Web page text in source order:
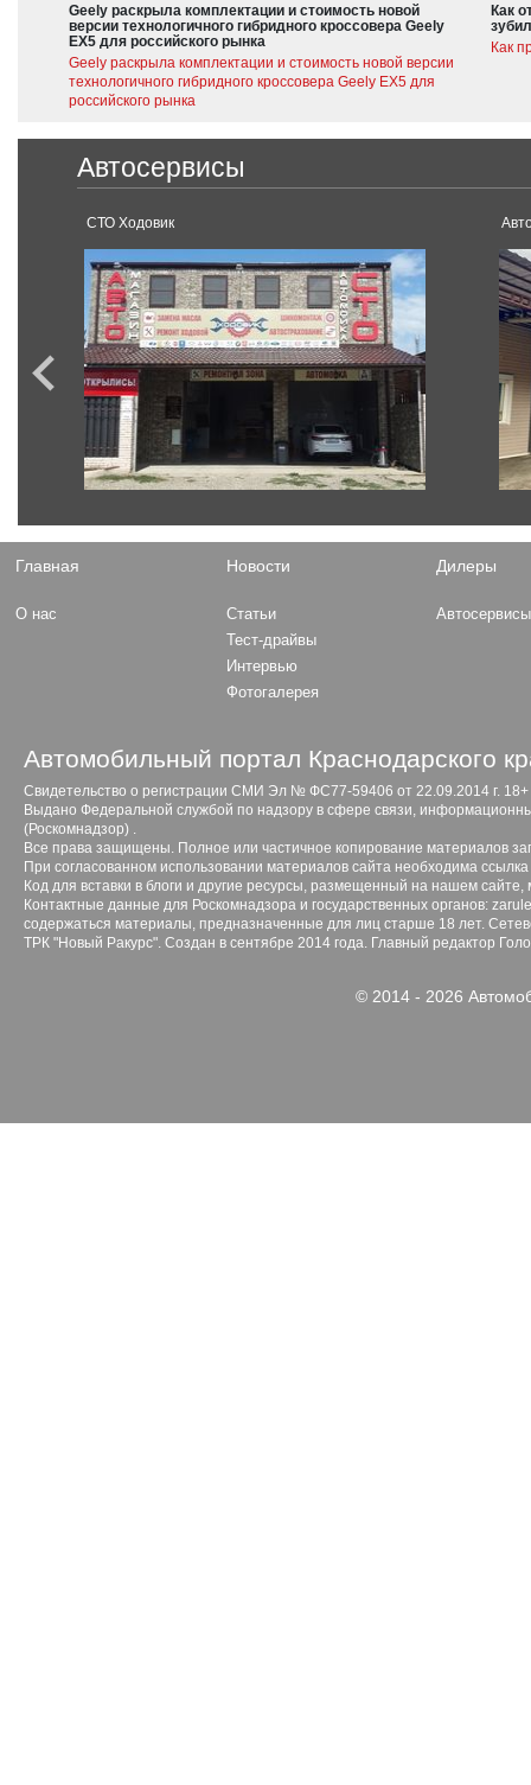
Geely раскрыла комплектации и стоимость новой
версии технологичного гибридного кроссовера Geely
EX5 для российского рынка
Geely раскрыла комплектации и стоимость новой версии
технологичного гибридного кроссовера Geely EX5 для
российского рынка
Как
Как
Автосервисы
СТО Ходовик
Главная
О нас
Новости
Статьи
Тест-драйвы
Интервью
Фотогалерея
Дилеры
Автосервисы
Автомобильный портал Краснодарского
Свидетельство о регистрации СМИ Эл № ФС77-59406 от 22.09.2014 г. 18+
Выдано Федеральной службой по надзору в сфере связи,
(Роскомнадзор) .
Все права защищены. Полное или частичное копирование материалов
При согласованном использовании материалов сайта необходима ссылка
Код для вставки в блоги и другие ресурсы, размещенный на нашем сайте,
Контактные данные для Роскомнадзора и государственных органов:
содержаться материалы, предназначенные для лиц старше 18 лет.
ТРК "Новый Ракурс". Создан в сентябре 2014 года. Главный редактор
© 2014 - 2026